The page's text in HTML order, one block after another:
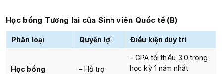
Học bổng Tương lai của Sinh viên Quốc tế (B)
Phân loại Quyền lợi Điều kiện duy trì
Học bổng
– Hỗ trợ
– GPA tối thiểu 3.0 trong
học kỳ 1 năm nhất